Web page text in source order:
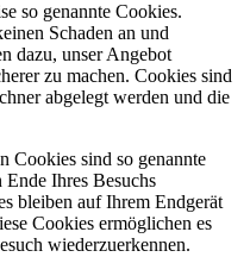
so genannte Cookies.
Schaden an und
dazu, unser Angebot
zu machen. Cookies sind
abgelegt werden und die
Cookies sind so genannte
Ende Ihres Besuchs
bleiben auf Ihrem Endgerät
Cookies ermöglichen es
wiederzuerkennen.